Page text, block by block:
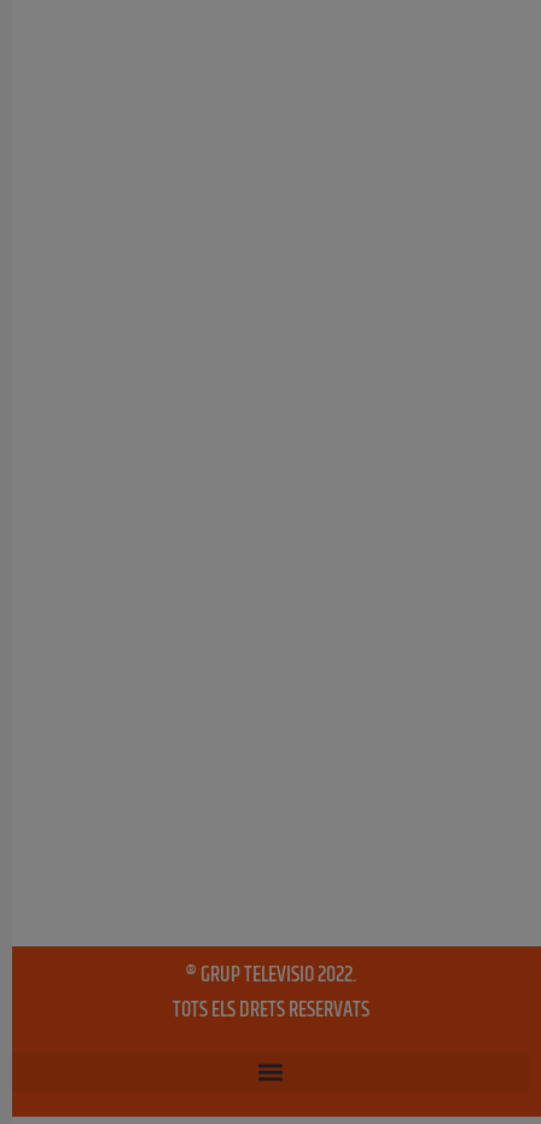
® GRUP TELEVISIO 2022.
TOTS ELS DRETS RESERVATS